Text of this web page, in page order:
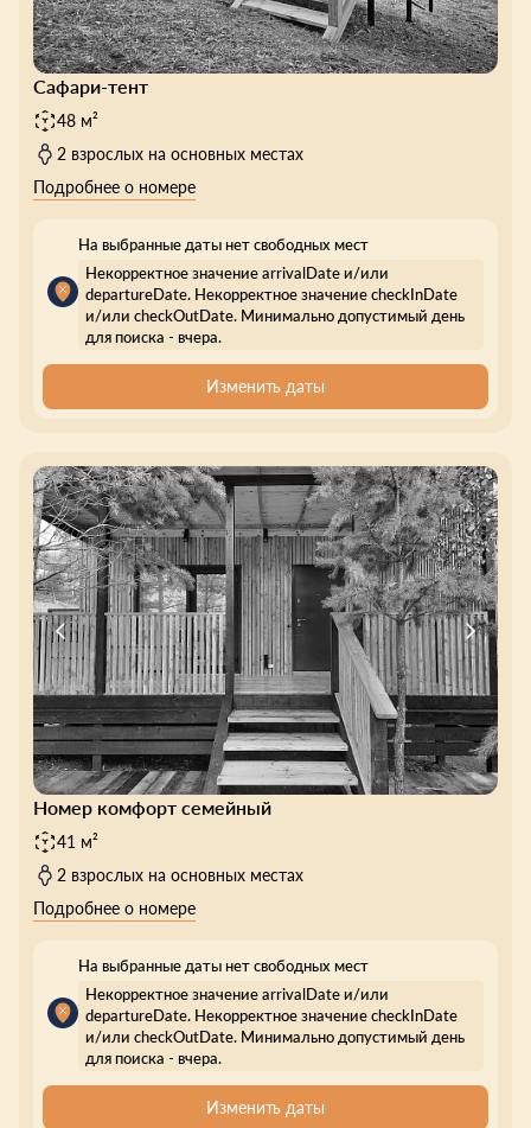
Сафари-тент
48 м²
2 взрослых на основных местах
Подробнее о номере
На выбранные даты нет свободных мест
Некорректное значение arrivalDate и/или
departureDate. Некорректное значение checkInDate
и/или checkOutDate. Минимально допустимый день
для поиска - вчера.
Изменить даты
Номер комфорт семейный
41 м²
2 взрослых на основных местах
Подробнее о номере
На выбранные даты нет свободных мест
Некорректное значение arrivalDate и/или
departureDate. Некорректное значение checkInDate
и/или checkOutDate. Минимально допустимый день
для поиска - вчера.
Изменить даты